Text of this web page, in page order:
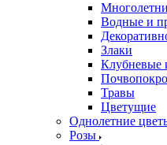
Водные и
Злаки
Клубневые
Травы
Цветущие
Однолетние
Розы